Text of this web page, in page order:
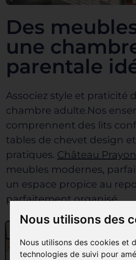
Nous utilisons des
Nous utilisons des cookies et
technologies de suivi pour
Des
une
parentale
Associez style et praticité
chambre adulte.Nos
comprennent des lits
tables de chevet design
pratiques. Château Prayon
meubles modernes,
un espace propice au
parfaitement organisé.